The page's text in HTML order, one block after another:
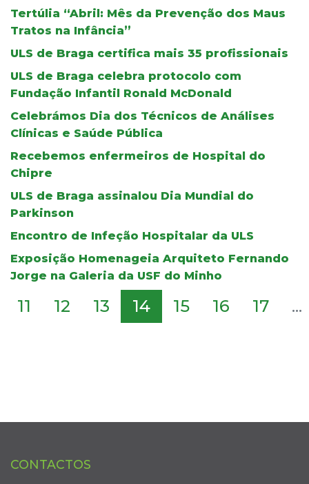
Tertúlia “Abril: Mês da Prevenção dos Maus
Tratos na Infância”
ULS de Braga certifica mais 35 profissionais
ULS de Braga celebra protocolo com
Fundação Infantil Ronald McDonald
Celebrámos Dia dos Técnicos de Análises
Clínicas e Saúde Pública
Recebemos enfermeiros de Hospital do
Chipre
ULS de Braga assinalou Dia Mundial do
Parkinson
Encontro de Infeção Hospitalar da ULS
Exposição Homenageia Arquiteto Fernando
Jorge na Galeria da USF do Minho
11 12 13 14 15 16 17 ...
CONTACTOS